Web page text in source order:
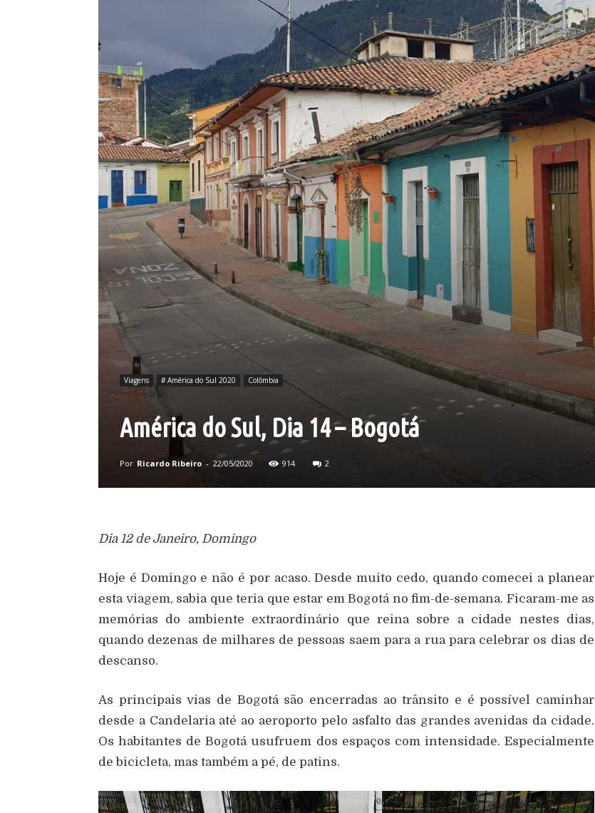
Viagens # América do Sul 2020 Colômbia
América do Sul, Dia 14 – Bogotá
Por Ricardo Ribeiro - 22/05/2020 914 2
Dia 12 de Janeiro, Domingo
Hoje é Domingo e não é por acaso. Desde muito cedo, quando comecei a planear
esta viagem, sabia que teria que estar em Bogotá no fim-de-semana. Ficaram-me as
memórias do ambiente extraordinário que reina sobre a cidade nestes dias,
quando dezenas de milhares de pessoas saem para a rua para celebrar os dias de
descanso.
As principais vias de Bogotá são encerradas ao trânsito e é possível caminhar
desde a Candelaria até ao aeroporto pelo asfalto das grandes avenidas da cidade.
Os habitantes de Bogotá usufruem dos espaços com intensidade. Especialmente
de bicicleta, mas também a pé, de patins.